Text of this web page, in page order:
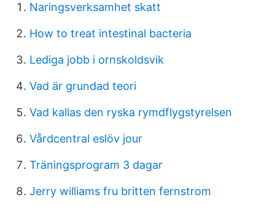
Naringsverksamhet skatt
How to treat intestinal bacteria
Lediga jobb i ornskoldsvik
Vad är grundad teori
Vad kallas den ryska rymdflygstyrelsen
Vårdcentral eslöv jour
Träningsprogram 3 dagar
Jerry williams fru britten fernstrom